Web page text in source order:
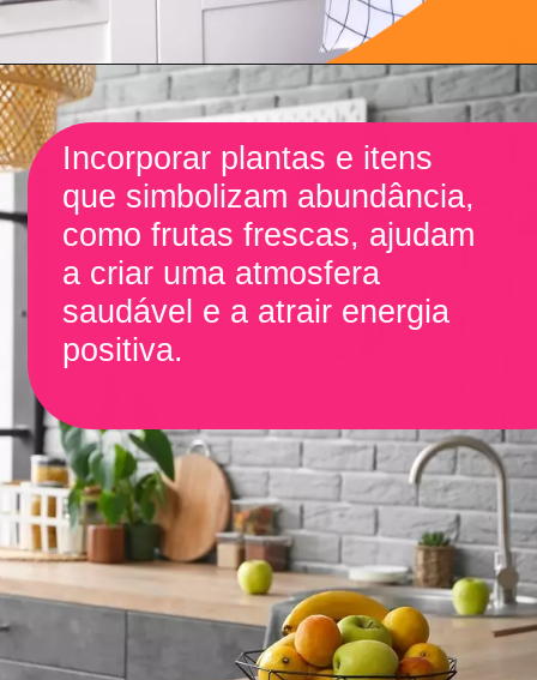
Incorporar plantas e itens
que simbolizam abundância,
como frutas frescas, ajudam
a criar uma atmosfera
saudável e a atrair energia
positiva.